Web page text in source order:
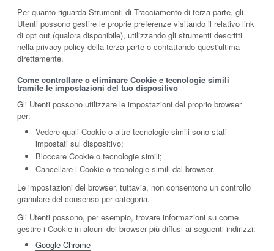
Per quanto riguarda Strumenti di Tracciamento di terza parte, gli
Utenti possono gestire le proprie preferenze visitando il relativo link
di opt out (qualora disponibile), utilizzando gli strumenti descritti
nella privacy policy della terza parte o contattando quest'ultima
direttamente.
Come controllare o eliminare Cookie e tecnologie simili
tramite le impostazioni del tuo dispositivo
Gli Utenti possono utilizzare le impostazioni del proprio browser
per:
Vedere quali Cookie o altre tecnologie simili sono stati
impostati sul dispositivo;
Bloccare Cookie o tecnologie simili;
Cancellare i Cookie o tecnologie simili dal browser.
Le impostazioni del browser, tuttavia, non consentono un controllo
granulare del consenso per categoria.
Gli Utenti possono, per esempio, trovare informazioni su come
gestire i Cookie in alcuni dei browser più diffusi ai seguenti indirizzi:
Google Chrome